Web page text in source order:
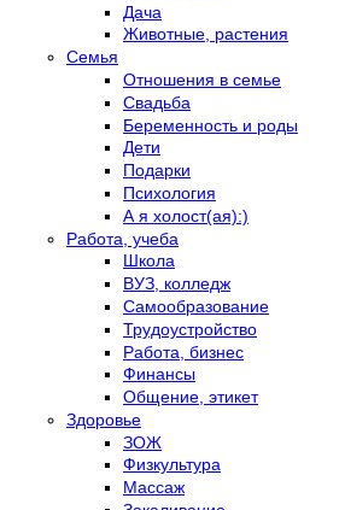
Дача
Животные, растения
Семья
Отношения в семье
Свадьба
Беременность и роды
Дети
Подарки
Психология
А я холост(ая):)
Работа, учеба
Школа
ВУЗ, колледж
Самообразование
Трудоустройство
Работа, бизнес
Финансы
Общение, этикет
Здоровье
ЗОЖ
Физкультура
Массаж